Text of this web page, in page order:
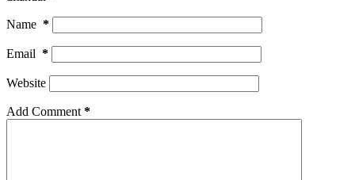
Name *
Email *
Website
Add Comment *